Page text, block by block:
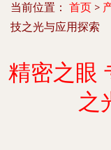
当前位置： 首页 >
技之光与应用探索
精密之眼
之